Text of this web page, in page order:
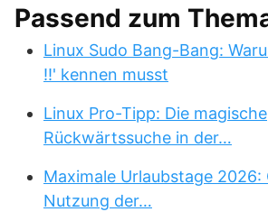
Passend zum
Linux Sudo Bang-Bang:
!!' kennen musst
Linux Pro-Tipp: Die magische
Rückwärtssuche in der…
Maximale Urlaubstage 2026:
Nutzung der…